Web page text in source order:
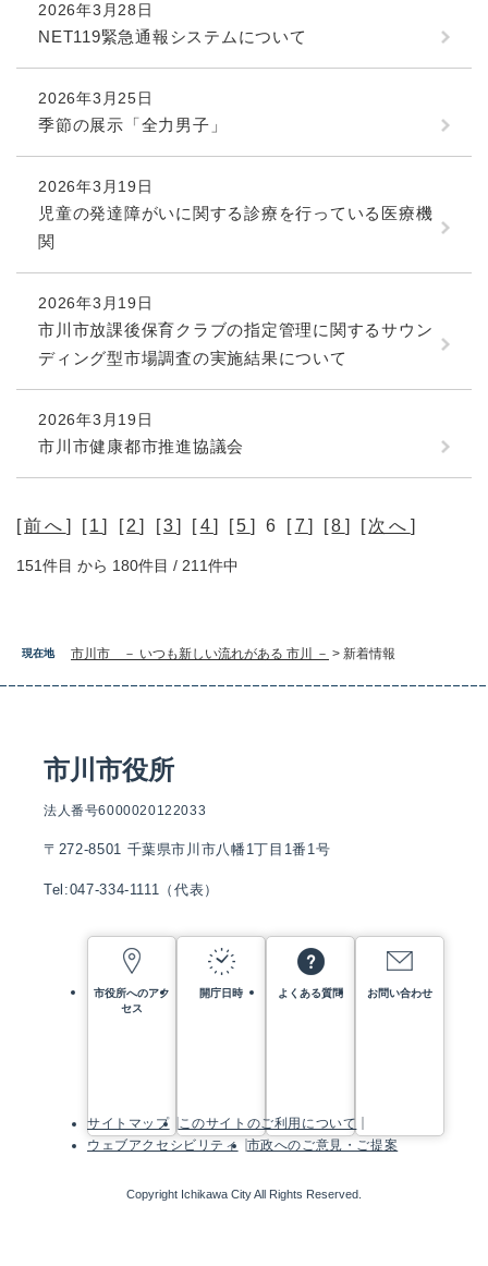
現在地 市川市 － いつも新しい流れがある 市川 － > 新着情報
2026年3月28日
NET119緊急通報システムについて
2026年3月25日
季節の展示「全力男子」
2026年3月19日
児童の発達障がいに関する診療を行っている医療機
関
2026年3月19日
市川市放課後保育クラブの指定管理に関するサウン
ディング型市場調査の実施結果について
2026年3月19日
市川市健康都市推進協議会
[前へ ] [1] [2] [3] [4] [5 ] 6 [7 ] [8 ] [次へ ]
151件目 から 180件目 / 211件中
市川市役所
法人番号6000020122033
〒272-8501 千葉県市川市八幡1丁目1番1号
Tel:047-334-1111（代表）
市役所へのアク
セス
開庁日時 よくある質問 お問い合わせ
サイトマップ
このサイトのご利用について
ウェブアクセシビリティ
市政へのご意見・ご提案
Copyright Ichikawa City All Rights Reserved.